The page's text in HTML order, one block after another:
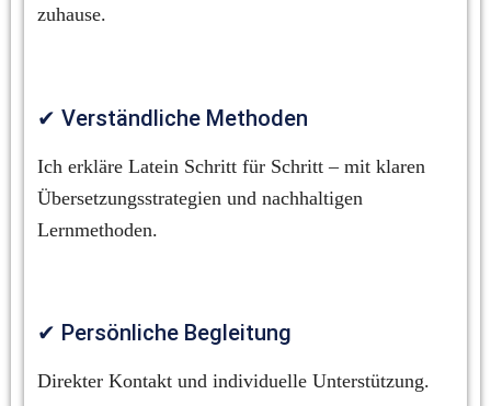
zuhause.
✔ Verständliche Methoden
Ich erkläre Latein Schritt für Schritt – mit klaren
Übersetzungsstrategien und nachhaltigen
Lernmethoden.
✔ Persönliche Begleitung
Direkter Kontakt und individuelle Unterstützung.